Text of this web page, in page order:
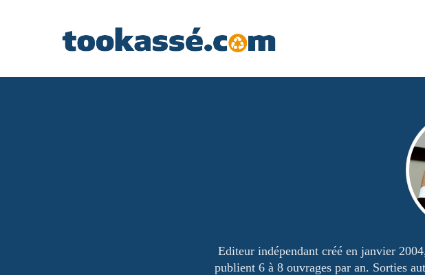
Editeur indépendant créé en janvier
publient 6 à 8 ouvrages par an. Sorties